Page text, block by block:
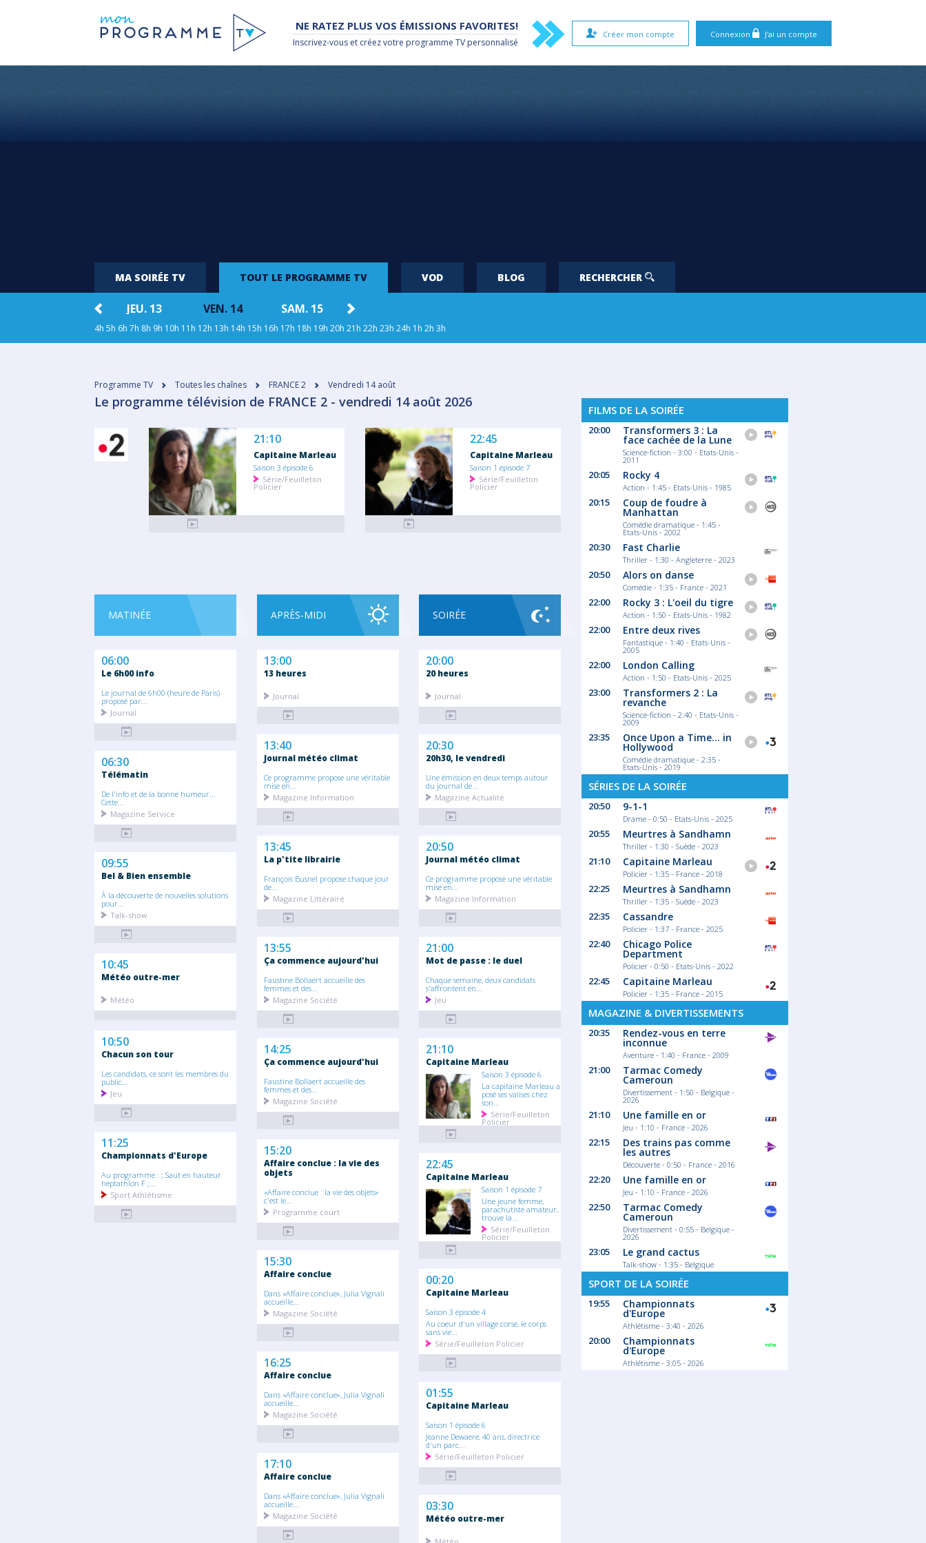
Connexion J'ai un compte
Créer mon compte
NE RATEZ PLUS VOS ÉMISSIONS FAVORITES!
Inscrivez-vous et créez votre programme TV personnalisé
MA SOIRÉE TV TOUT LE PROGRAMME TV VOD BLOG RECHERCHER
JEU. 13 VEN. 14 SAM. 15
4h 5h 6h 7h 8h 9h 10h 11h 12h 13h 14h 15h 16h 17h 18h 19h 20h 21h 22h 23h 24h 1h 2h 3h
Programme TV Toutes les chaînes FRANCE 2 Vendredi 14 août
Le programme télévision de FRANCE 2 - vendredi 14 août 2026
21:10
Capitaine Marleau
Saison 3 épisode 6
Série/Feuilleton
Policier
22:45
Capitaine Marleau
Saison 1 épisode 7
Série/Feuilleton
Policier
MATINÉE
06:00
Le 6h00 info
Le journal de 6h00 (heure de Paris)
proposé par...
Journal
06:30
Télématin
De l'info et de la bonne humeur...
Cette...
Magazine Service
09:55
Bel & Bien ensemble
À la découverte de nouvelles solutions
pour...
Talk-show
10:45
Météo outre-mer
Météo
10:50
Chacun son tour
Les candidats, ce sont les membres du
public...
Jeu
11:25
Championnats d'Europe
Au programme : ; Saut en hauteur
heptathlon F ;...
Sport Athlétisme
APRÈS-MIDI
13:00
13 heures
Journal
13:40
Journal météo climat
Ce programme propose une véritable
mise en...
Magazine Information
13:45
La p'tite librairie
François Busnel propose chaque jour
de...
Magazine Littéraire
13:55
Ça commence aujourd'hui
Faustine Bollaert accueille des
femmes et des...
Magazine Société
14:25
Ça commence aujourd'hui
Faustine Bollaert accueille des
femmes et des...
Magazine Société
15:20
Affaire conclue : la vie des
objets
«Affaire conclue : la vie des objets»
c'est le...
Programme court
15:30
Affaire conclue
Dans «Affaire conclue», Julia Vignali
accueille...
Magazine Société
16:25
Affaire conclue
Dans «Affaire conclue», Julia Vignali
accueille...
Magazine Société
17:10
Affaire conclue
Dans «Affaire conclue», Julia Vignali
accueille...
Magazine Société
SOIRÉE
20:00
20 heures
Journal
20:30
20h30, le vendredi
Une émission en deux temps autour
du journal de...
Magazine Actualité
20:50
Journal météo climat
Ce programme propose une véritable
mise en...
Magazine Information
21:00
Mot de passe : le duel
Chaque semaine, deux candidats
s'affrontent en...
Jeu
21:10
Capitaine Marleau
Saison 3 épisode 6
La capitaine Marleau a
posé ses valises chez
son...
Série/Feuilleton
Policier
22:45
Capitaine Marleau
Saison 1 épisode 7
Une jeune femme,
parachutiste amateur,
trouve la...
Série/Feuilleton
Policier
00:20
Capitaine Marleau
Saison 3 épisode 4
Au coeur d'un village corse, le corps
sans vie...
Série/Feuilleton Policier
01:55
Capitaine Marleau
Saison 1 épisode 6
Jeanne Dewaere, 40 ans, directrice
d'un parc...
Série/Feuilleton Policier
03:30
Météo outre-mer
FILMS DE LA SOIRÉE
20:00 Transformers 3 : La
face cachée de la Lune
Science-fiction - 3:00 - Etats-Unis -
2011
20:05 Rocky 4
Action - 1:45 - Etats-Unis - 1985
20:15 Coup de foudre à
Manhattan
Comédie dramatique - 1:45 -
Etats-Unis - 2002
20:30 Fast Charlie
Thriller - 1:30 - Angleterre - 2023
20:50 Alors on danse
Comédie - 1:35 - France - 2021
22:00 Rocky 3 : L'oeil du tigre
Action - 1:50 - Etats-Unis - 1982
22:00 Entre deux rives
Fantastique - 1:40 - Etats-Unis -
2005
22:00 London Calling
Action - 1:50 - Etats-Unis - 2025
23:00 Transformers 2 : La
revanche
Science-fiction - 2:40 - Etats-Unis -
2009
23:35 Once Upon a Time... in
Hollywood
Comédie dramatique - 2:35 -
Etats-Unis - 2019
SÉRIES DE LA SOIRÉE
20:50 9-1-1
Drame - 0:50 - Etats-Unis - 2025
20:55 Meurtres à Sandhamn
Thriller - 1:30 - Suède - 2023
21:10 Capitaine Marleau
Policier - 1:35 - France - 2018
22:25 Meurtres à Sandhamn
Thriller - 1:35 - Suède - 2023
22:35 Cassandre
Policier - 1:37 - France - 2025
22:40 Chicago Police
Department
Policier - 0:50 - Etats-Unis - 2022
22:45 Capitaine Marleau
Policier - 1:35 - France - 2015
MAGAZINE & DIVERTISSEMENTS
20:35 Rendez-vous en terre
inconnue
Aventure - 1:40 - France - 2009
21:00 Tarmac Comedy
Cameroun
Divertissement - 1:50 - Belgique -
2026
21:10 Une famille en or
Jeu - 1:10 - France - 2026
22:15 Des trains pas comme
les autres
Découverte - 0:50 - France - 2016
22:20 Une famille en or
Jeu - 1:10 - France - 2026
22:50 Tarmac Comedy
Cameroun
Divertissement - 0:55 - Belgique -
2026
23:05 Le grand cactus
Talk-show - 1:35 - Belgique
SPORT DE LA SOIRÉE
19:55 Championnats
d'Europe
Athlétisme - 3:40 - 2026
20:00 Championnats
d'Europe
Athlétisme - 3:05 - 2026